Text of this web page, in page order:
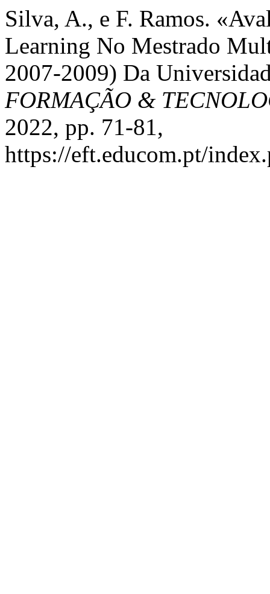
Silva, A., e F. Ramos.
Learning No Mestrado
2007-2009) Da
FORMAÇÃO &
2022, pp. 71-81,
https://eft.educom.pt/